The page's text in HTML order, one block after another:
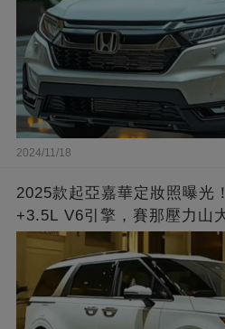
2024/11/18
2025款起亞嘉華定妝照曝光
+3.5L V6引擎，賽那壓力山